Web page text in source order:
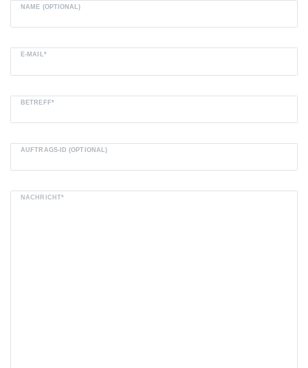
NAME (OPTIONAL)
E-MAIL*
BETREFF*
AUFTRAGS-ID (OPTIONAL)
NACHRICHT*